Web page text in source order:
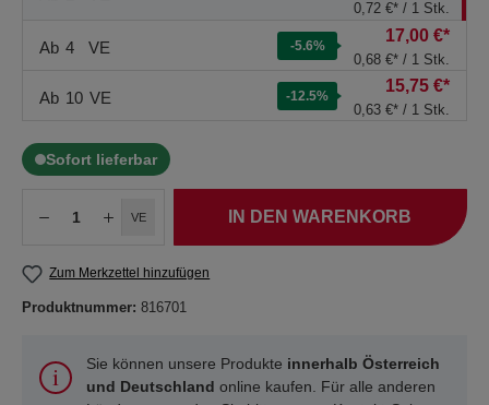
0,72 €* / 1 Stk.
Ab 4 VE -5.6%
17,00 €*
0,68 €* / 1 Stk.
Ab 10 VE -12.5%
15,75 €*
0,63 €* / 1 Stk.
Sofort lieferbar
VE IN DEN WARENKORB
Zum Merkzettel hinzufügen
Produktnummer: 816701
Sie können unsere Produkte innerhalb Österreich
und Deutschland online kaufen. Für alle anderen